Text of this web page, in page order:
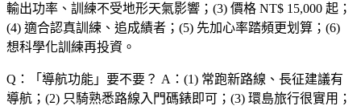
輸出功率、訓練不受地形天氣影響；(3) 價格 NT$ 15,000 起；
(4) 適合認真訓練、追成績者；(5) 先加心率踏頻更划算；(6)
想科學化訓練再投資。
Q：「 導航功能 」要不要？ A：(1) 常跑新路線、長征建議有
導航；(2) 只騎熟悉路線入門碼錶即可；(3) 環島旅行很實用；